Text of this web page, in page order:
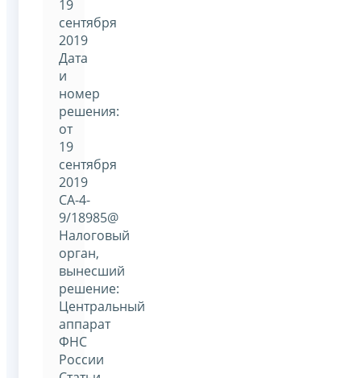
19
сентября
2019
Дата
и
номер
решения:
от
19
сентября
2019
СА-4-
9/18985@
Налоговый
орган,
вынесший
решение:
Центральный
аппарат
ФНС
России